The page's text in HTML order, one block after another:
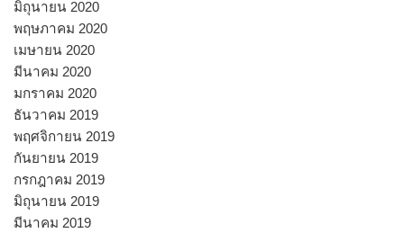
มิถุนายน 2020
พฤษภาคม 2020
เมษายน 2020
มีนาคม 2020
มกราคม 2020
ธันวาคม 2019
พฤศจิกายน 2019
กันยายน 2019
กรกฎาคม 2019
มิถุนายน 2019
มีนาคม 2019